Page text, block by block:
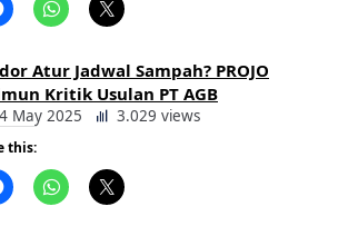
Atur Jadwal Sampah? PROJO
Kritik Usulan PT AGB
May 2025 3.029 views
this: